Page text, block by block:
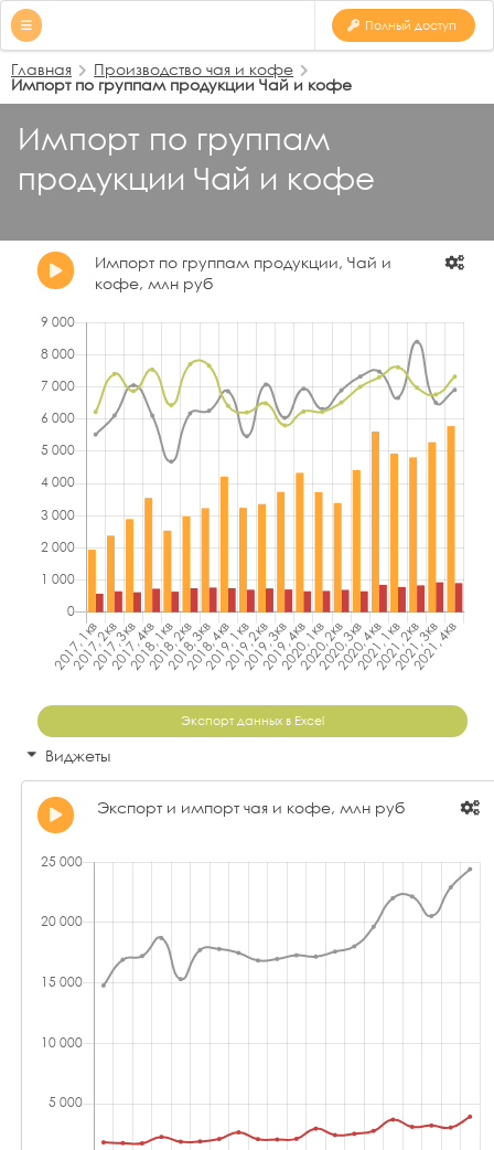
Полный доступ
Главная Производство чая и кофе
Импорт по группам продукции Чай и кофе
Импорт по группам
продукции Чай и кофе
Импорт по группам продукции, Чай и
кофе, млн руб
Экспорт данных в Excel
Виджеты
Экспорт и импорт чая и кофе, млн руб